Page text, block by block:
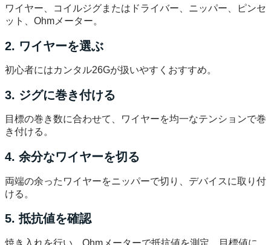
ワイヤー、コイルジグまたはドライバー、ニッパー、ピンセ
ット、Ohmメーター。
2. ワイヤーを選ぶ
初心者にはカンタル26Gが扱いやすくおすすめ。
3. ジグに巻き付ける
目標の巻き数に合わせて、ワイヤーを均一なテンションで巻
き付ける。
4. 余分なワイヤーを切る
両端の余ったワイヤーをニッパーで切り、デバイスに取り付
ける。
5. 抵抗値を確認
焼き入れを行い、Ohmメーターで抵抗値を測定。目標値に